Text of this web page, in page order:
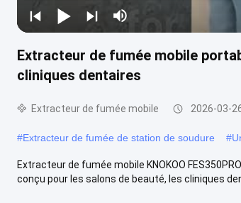
Extracteur de fumée mobile
cliniques dentaires
Extracteur de fumée mobile 2026-03-
#Extracteur de fumée de station de soudure #
Extracteur de fumée mobile KNOKOO
conçu pour les salons de beauté, les cliniques